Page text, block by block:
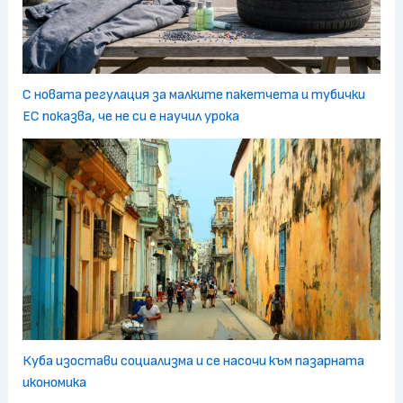
С новата регулация за малките пакетчета и тубички
ЕС показва, че не си е научил урока
Куба изостави социализма и се насочи към пазарната
икономика